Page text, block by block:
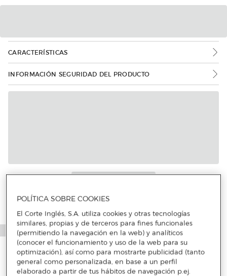
CARACTERÍSTICAS
INFORMACIÓN SEGURIDAD DEL PRODUCTO
POLÍTICA SOBRE COOKIES
El Corte Inglés, S.A. utiliza cookies y otras tecnologías
similares, propias y de terceros para fines funcionales
(permitiendo la navegación en la web) y analíticos
(conocer el funcionamiento y uso de la web para su
optimización), así como para mostrarte publicidad (tanto
general como personalizada, en base a un perfil
elaborado a partir de tus hábitos de navegación p.ej.